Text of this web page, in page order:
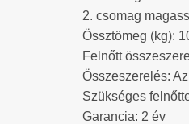
2. csomag
Össztömeg (kg):
Felnőtt
Összeszerelés:
Szükséges
Garancia: 2 év